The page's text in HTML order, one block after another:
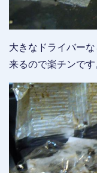
大きなドライバー
来るので楽チンです